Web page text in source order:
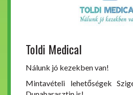
Toldi Medical
Nálunk jó kezekben van!
Mintavételi lehetőségek